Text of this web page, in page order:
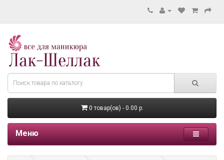
0 товар(ов) - 0.00 р.
Меню